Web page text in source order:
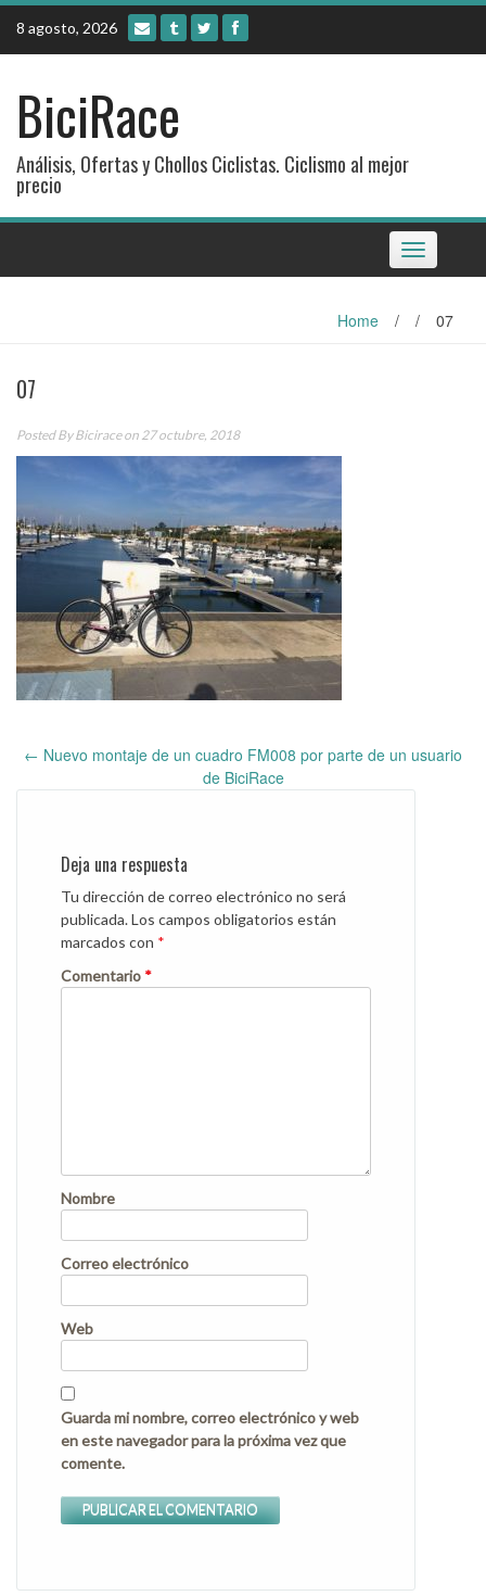
Skip
content
8 agosto, 2026
BiciRace
Análisis, Ofertas y Chollos Ciclistas. Ciclismo al mejor
precio
Toggle
navigation
Home / / 07
07
Posted ByBiciraceon 27 octubre, 2018
navigation
← Nuevo montaje de un cuadro FM008 por parte de un usuario
de BiciRace
Deja una respuesta
Tu dirección de correo electrónico no será
publicada.Los campos obligatorios están
marcados con *
Comentario *
Nombre
Correo electrónico
Web
Guarda mi nombre, correo electrónico y web
en este navegador para la próxima vez que
comente.